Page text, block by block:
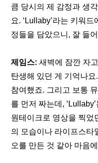
큼 당시의 제 감정과 생
요. ‘Lullaby’라는 키워
정들을 담았으니, 잘 들
제임스: 새벽에 잠깐 자
탄생해 있던 게 기억나
참여했죠. 그리고 보통
를 먼저 짜는데,
원테이크로 영상을 찍었
의 모습이나 라이프스타
오를 만든 것 같아 마음